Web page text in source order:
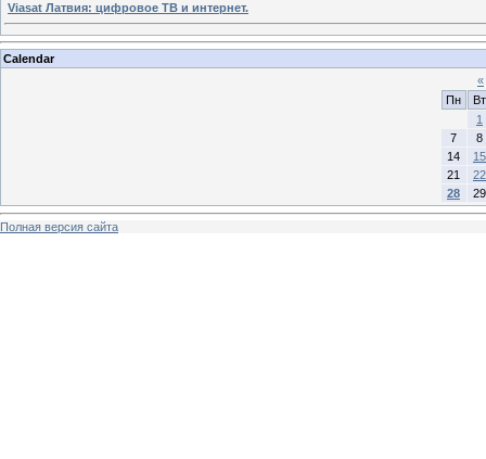
Viasat Латвия: цифровое ТВ и интернет.
Calendar
«
Пн
Вт
1
7
8
14
15
21
22
28
29
Полная версия сайта